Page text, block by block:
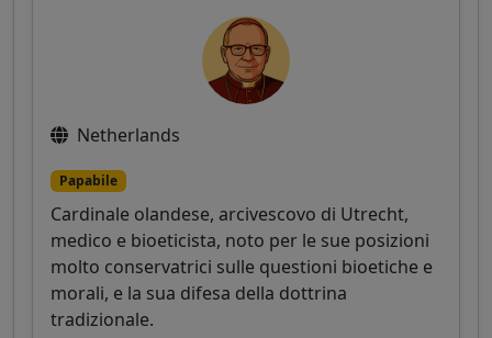
Netherlands
Papabile
Cardinale olandese, arcivescovo di Utrecht,
medico e bioeticista, noto per le sue posizioni
molto conservatrici sulle questioni bioetiche e
morali, e la sua difesa della dottrina
tradizionale.